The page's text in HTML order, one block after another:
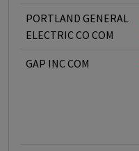
PORTLAND GENERAL
ELECTRIC CO COM
GAP INC COM